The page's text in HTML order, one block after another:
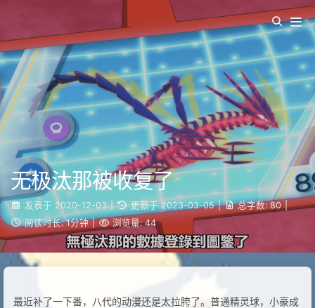
无极汰那被收复了
发表于 2020-12-03 | 更新于 2023-03-05 | 总字数: 80 |
阅读时长: 1分钟 | 浏览量: 44
最近补了一下番，八代的动漫还是太拉胯了。普通精灵球，小豪成